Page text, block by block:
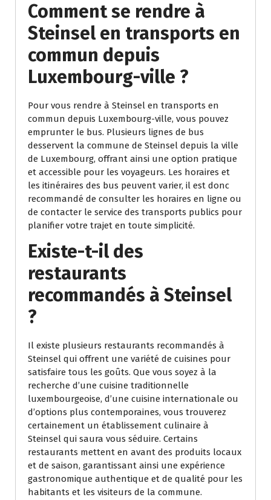
Comment se rendre à
Steinsel en transports en
commun depuis
Luxembourg-ville ?
Pour vous rendre à Steinsel en transports en
commun depuis Luxembourg-ville, vous pouvez
emprunter le bus. Plusieurs lignes de bus
desservent la commune de Steinsel depuis la ville
de Luxembourg, offrant ainsi une option pratique
et accessible pour les voyageurs. Les horaires et
les itinéraires des bus peuvent varier, il est donc
recommandé de consulter les horaires en ligne ou
de contacter le service des transports publics pour
planifier votre trajet en toute simplicité.
Existe-t-il des
restaurants
recommandés à Steinsel
?
Il existe plusieurs restaurants recommandés à
Steinsel qui offrent une variété de cuisines pour
satisfaire tous les goûts. Que vous soyez à la
recherche d’une cuisine traditionnelle
luxembourgeoise, d’une cuisine internationale ou
d’options plus contemporaines, vous trouverez
certainement un établissement culinaire à
Steinsel qui saura vous séduire. Certains
restaurants mettent en avant des produits locaux
et de saison, garantissant ainsi une expérience
gastronomique authentique et de qualité pour les
habitants et les visiteurs de la commune.